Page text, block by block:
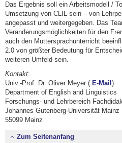
Das Ergebnis soll ein Arbeitsmodell /
Umsetzung von CLIL sein – von
angepasst und weitergegeben. Das
Veränderungsmöglichkeiten für den
auch den Muttersprachunterricht
2.0 von größter Bedeutung für
weiteren Umfeld sein.
Kontakt:
Univ.-Prof. Dr. Oliver Meyer ( E-Mail )
Department of English and Linguistics
Forschungs- und Lehrbereich
Johannes Gutenberg-Universität Mainz
55099 Mainz
Zum Seitenanfang